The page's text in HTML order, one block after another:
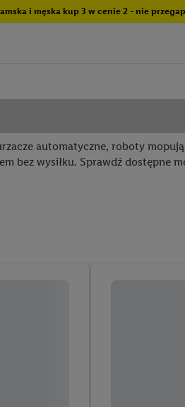
i męska kup 3 w cenie 2 - nie
automatyczne, roboty
bez wysiłku. Sprawdź dostępne